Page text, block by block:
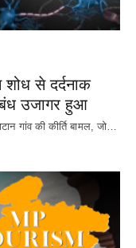
शोध से दर्दनाक
उजागर हुआ
गांव की कीर्ति बामल, जो…